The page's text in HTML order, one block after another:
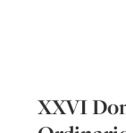
XXVI